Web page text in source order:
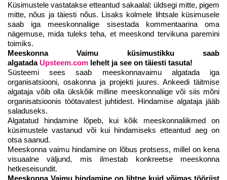
Küsimustele vastatakse etteantud sakaalal: üldsegi mitte, pigem
mitte, nõus ja täiesti nõus. Lisaks kolmele lihtsale küsimusele
saab iga meeskonnaliige sisestada kommentaarina oma
nägemuse, mida tuleks teha, et meeskond tervikuna paremini
toimiks.
Meeskonna Vaimu küsimustikku saab
algatada Upsteem.com lehelt ja see on täiesti tasuta!
Süsteemi sees saab meeskonnavaimu algatada iga
organisatsiooni, osakonna ja projekti juures. Ankeedi täitmise
algataja võib olla ükskõik milline meeskonnaliige või siis mõni
organisatsioonis töötavatest juhtidest. Hindamise algataja jääb
saladuseks.
Algatatud hindamine lõpeb, kui kõik meeskonnaliikmed on
küsimustele vastanud või kui hindamiseks etteantud aeg on
otsa saanud.
Meeskonna vaimu hindamine on lõbus protsess, millel on kena
visuaalne väljund, mis ilmestab konkreetse meeskonna
hetkeseisundit.
Meeskonna Vaimu hindamine on lihtne kuid võimas tööriist